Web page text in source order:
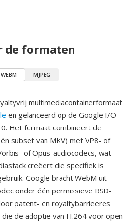
de formaten
WEBM MJPEG
multimediacontainerformaat
en gelanceerd op de Google I/O-
Het formaat combineert de
subset van MKV) met VP8- of
of Opus-audiocodecs, wat
creëert die specifiek is
Google bracht WebM uit
onder één permissieve BSD-
patent- en royaltybarrieeres
de adoptie van H.264 voor open